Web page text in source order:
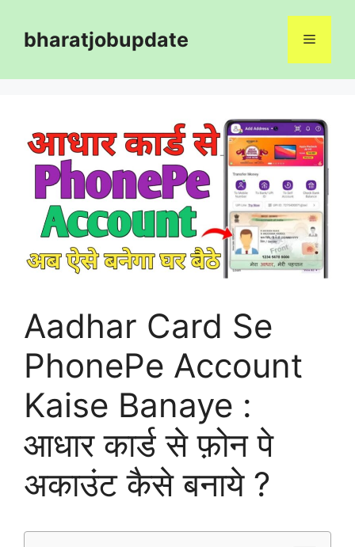
contentbharatjobupdate Menu
Aadhar Card Se
PhonePe Account
Kaise Banaye :
आधार कार्ड से फ़ोन पे
अकाउंट कैसे बनाये ?